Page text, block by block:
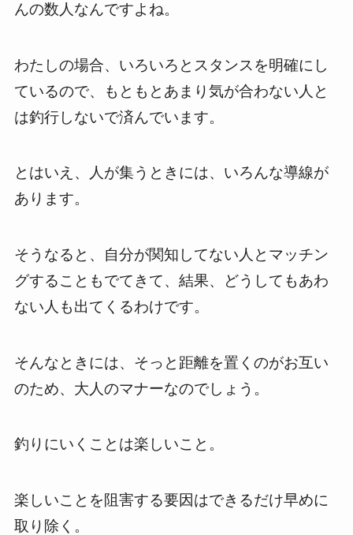
んの数人なんですよね。
わたしの場合、いろいろとスタンスを明確にし
ているので、もともとあまり気が合わない人と
は釣行しないで済んでいます。
とはいえ、人が集うときには、いろんな導線が
あります。
そうなると、自分が関知してない人とマッチン
グすることもでてきて、結果、どうしてもあわ
ない人も出てくるわけです。
そんなときには、そっと距離を置くのがお互い
のため、大人のマナーなのでしょう。
釣りにいくことは楽しいこと。
楽しいことを阻害する要因はできるだけ早めに
取り除く。